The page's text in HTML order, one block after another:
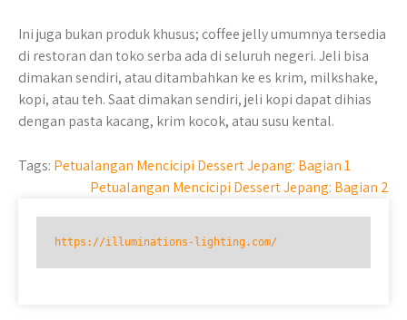
Ini juga bukan produk khusus; coffee jelly umumnya tersedia
di restoran dan toko serba ada di seluruh negeri. Jeli bisa
dimakan sendiri, atau ditambahkan ke es krim, milkshake,
kopi, atau teh. Saat dimakan sendiri, jeli kopi dapat dihias
dengan pasta kacang, krim kocok, atau susu kental.
Tags: Petualangan Mencicipi Dessert Jepang: Bagian 1
navigation
Petualangan Mencicipi Dessert Jepang: Bagian 2
https://illuminations-lighting.com/